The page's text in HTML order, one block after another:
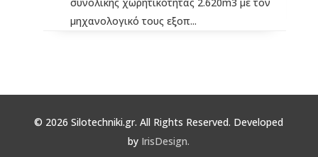
συνολικής χωρητικότητας 2.620m3 με τον
μηχανολογικό τους εξοπ...
© 2026 Silotechniki.gr. All Rights Reserved. Developed
by IrisDesign.